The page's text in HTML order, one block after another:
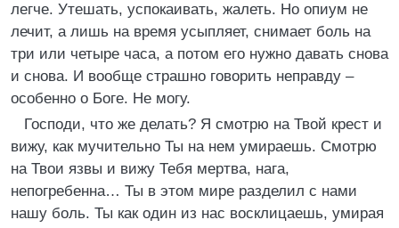
легче. Утешать, успокаивать, жалеть. Но опиум не
лечит, а лишь на время усыпляет, снимает боль на
три или четыре часа, а потом его нужно давать снова
и снова. И вообще страшно говорить неправду –
особенно о Боге. Не могу.
Господи, что же делать? Я смотрю на Твой крест и
вижу, как мучительно Ты на нем умираешь. Смотрю
на Твои язвы и вижу Тебя мертва, нага,
непогребенна… Ты в этом мире разделил с нами
нашу боль. Ты как один из нас восклицаешь, умирая